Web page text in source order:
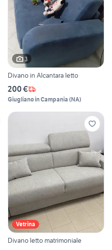
3
Divano in Alcantara letto
200 €
Giugliano in Campania (NA)
Vetrina
Divano letto matrimoniale